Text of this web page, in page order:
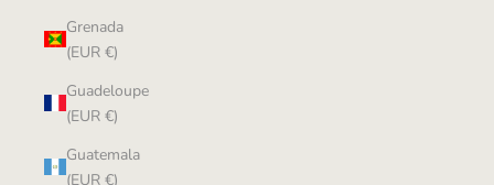
Grenada
(EUR €)
Guadeloupe
(EUR €)
Guatemala
(EUR €)